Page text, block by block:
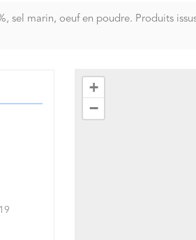
sel marin, oeuf en poudre. Produits
+
−